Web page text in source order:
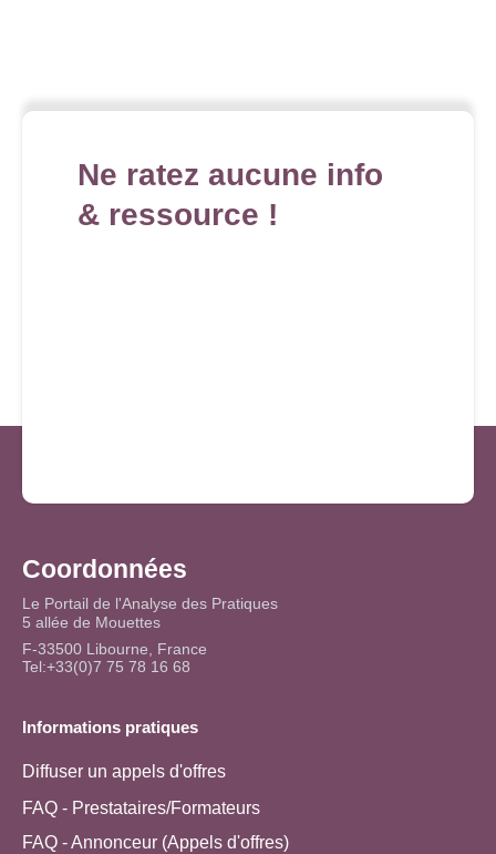
Ne ratez aucune info
& ressource !
Coordonnées
Le Portail de l'Analyse des Pratiques
5 allée de Mouettes
F-33500 Libourne, France
Tel:+33(0)7 75 78 16 68
Informations pratiques
Diffuser un appels d'offres
FAQ - Prestataires/Formateurs
FAQ - Annonceur (Appels d'offres)